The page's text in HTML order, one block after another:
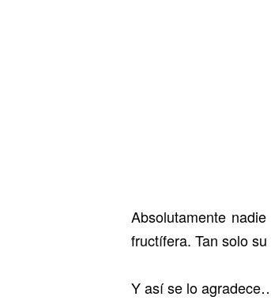
Absolutamente
fructífera. Tan solo
Y así se lo